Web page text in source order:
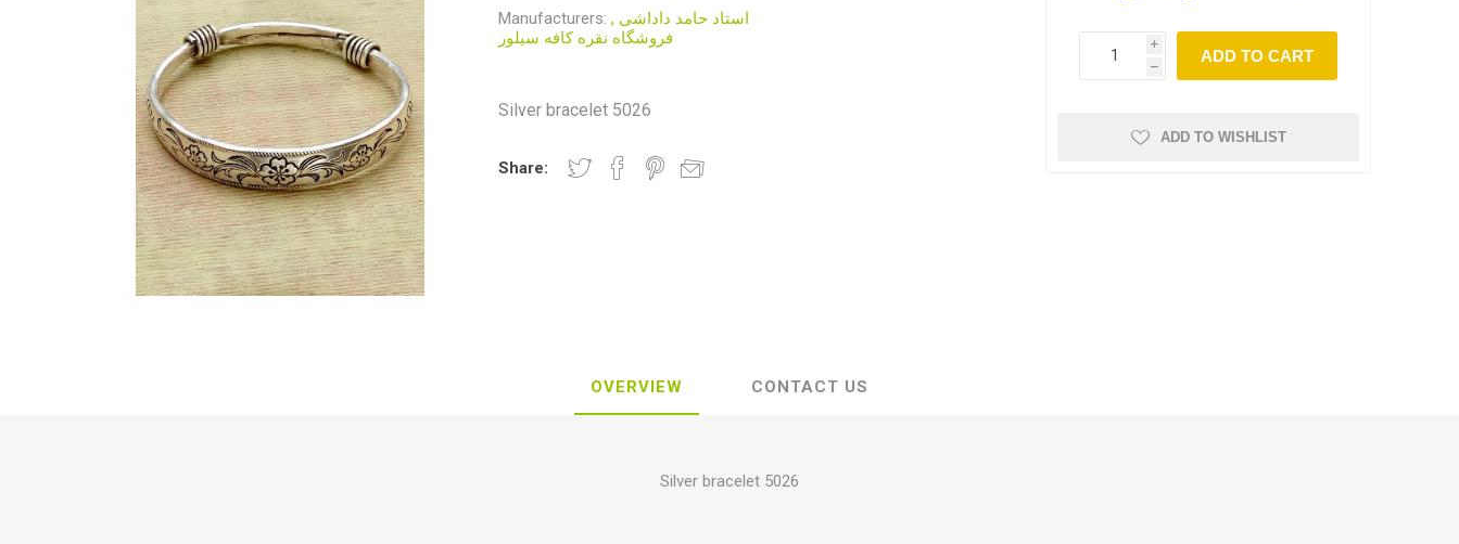
Manufacturers: استاد حامد داداشی ,
فروشگاه نقره کافه سیلور
Silver bracelet 5026
Share:
i
h
ADD TO CART
ADD TO WISHLIST
OVERVIEW CONTACT US
Silver bracelet 5026